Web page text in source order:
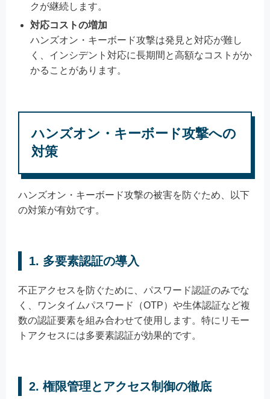
クが継続します。
対応コストの増加
ハンズオン・キーボード攻撃は発見と対応が難し
く、インシデント対応に長期間と高額なコストがか
かることがあります。
ハンズオン・キーボード攻撃への
対策
ハンズオン・キーボード攻撃の被害を防ぐため、以下
の対策が有効です。
1. 多要素認証の導入
不正アクセスを防ぐために、パスワード認証のみでな
く、ワンタイムパスワード（OTP）や生体認証など複
数の認証要素を組み合わせて使用します。特にリモー
トアクセスには多要素認証が効果的です。
2. 権限管理とアクセス制御の徹底